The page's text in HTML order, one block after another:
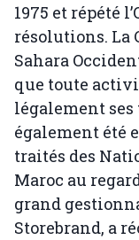
1975 et répété
résolutions. La
Sahara
que toute
légalement ses
également été
traités des
Maroc au
grand
Storebrand, a